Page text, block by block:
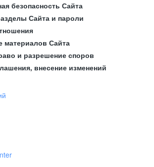
безопасность Сайта
Сайта и пароли
материалов Сайта
и разрешение споров
внесение изменений